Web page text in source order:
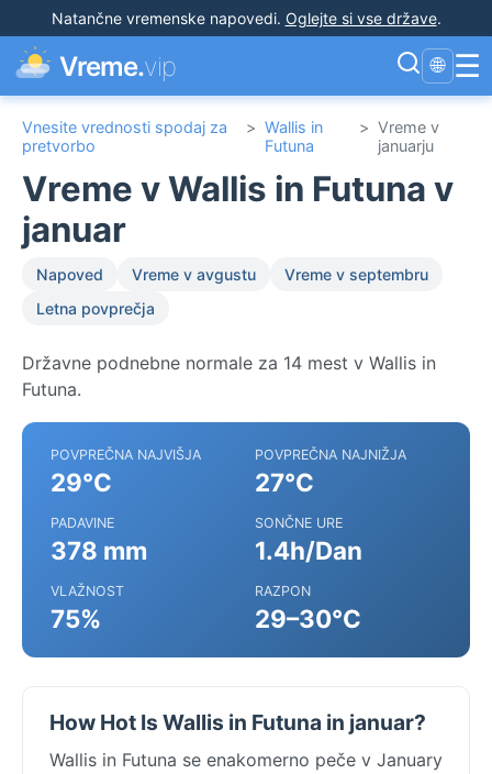
Natančne vremenske napovedi. Oglejte si vse države.
Vreme.vip 🌐 ☰
Vnesite vrednosti spodaj za
pretvorbo
> Wallis in
Futuna
> Vreme v
januarju
Vreme v Wallis in Futuna v
januar
Napoved Vreme v avgustu
Vreme v septembru
Letna povprečja
Državne podnebne normale za 14 mest v Wallis in
Futuna.
POVPREČNA NAJVIŠJA
29°C
POVPREČNA NAJNIŽJA
27°C
PADAVINE
378 mm
SONČNE URE
1.4h/Dan
VLAŽNOST
75%
RAZPON
29–30°C
How Hot Is Wallis in Futuna in januar?
Wallis in Futuna se enakomerno peče v January